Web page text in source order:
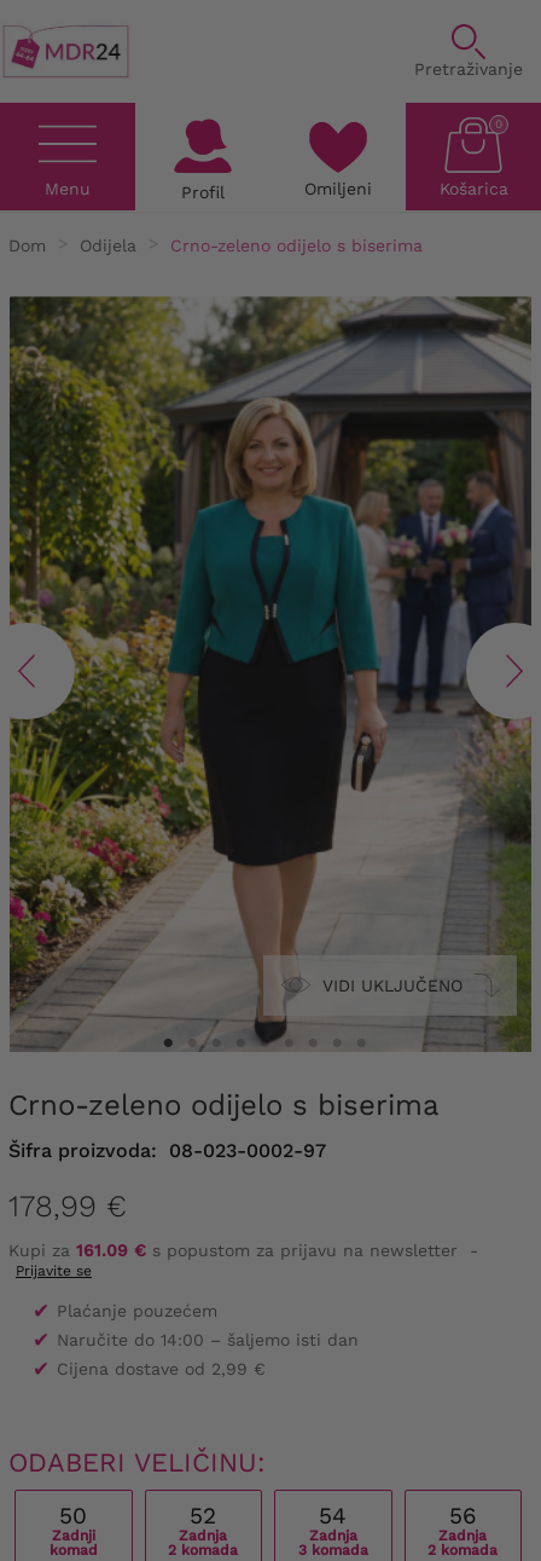
Pretraživanje
Menu Profil Omiljeni Košarica
0
Dom Odijela Crno-zeleno odijelo s biserima
VIDI UKLJUČENO
Crno-zeleno odijelo s biserima
Šifra proizvoda: 08-023-0002-97
178,99 €
Kupi za 161.09 € s popustom za prijavu na newsletter -
Prijavite se
✔ Plaćanje pouzećem
✔ Naručite do 14:00 – šaljemo isti dan
✔ Cijena dostave od 2,99 €
ODABERI VELIČINU:
50
Zadnji
komad
52
Zadnja
2 komada
54
Zadnja
3 komada
56
Zadnja
2 komada